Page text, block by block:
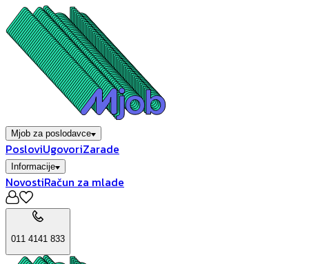
Mjob za poslodavce
PosloviUgovoriZarade
Informacije
NovostiRačun za mlade
011 4141 833